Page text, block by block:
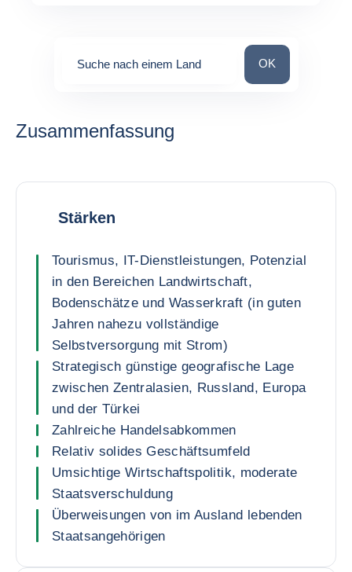
Suche nach einem Land Suche nach
OK
Zusammenfassung
Stärken
Tourismus, IT-Dienstleistungen, Potenzial
in den Bereichen Landwirtschaft,
Bodenschätze und Wasserkraft (in guten
Jahren nahezu vollständige
Selbstversorgung mit Strom)
Strategisch günstige geografische Lage
zwischen Zentralasien, Russland, Europa
und der Türkei
Zahlreiche Handelsabkommen
Relativ solides Geschäftsumfeld
Umsichtige Wirtschaftspolitik, moderate
Staatsverschuldung
Überweisungen von im Ausland lebenden
Staatsangehörigen